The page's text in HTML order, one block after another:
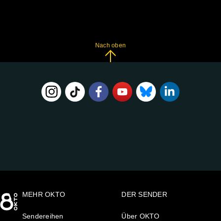
Nach oben
MEHR OKTO
Sendereihen
DER SENDER
Über OKTO